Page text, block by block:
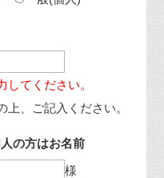
してください。
上、ご記入ください。
の方はお名前
様